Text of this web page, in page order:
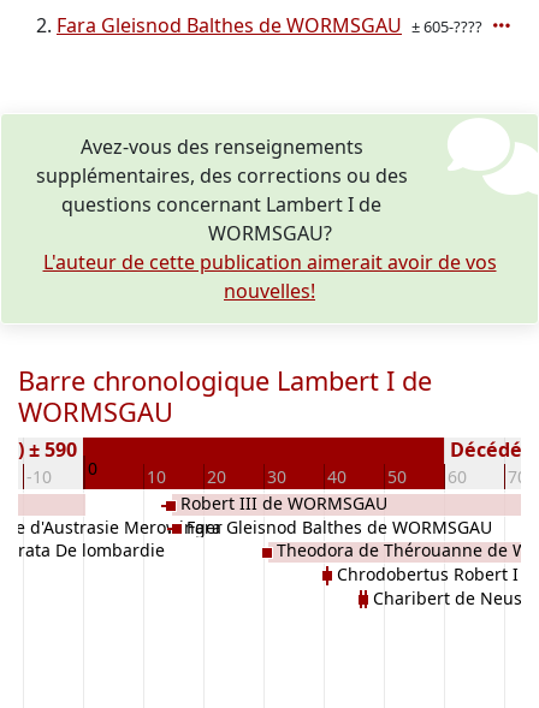
Fara Gleisnod Balthes de WORMSGAU ± 605-????
Avez-vous des renseignements
supplémentaires, des corrections ou des
questions concernant Lambert I de
WORMSGAU?
L'auteur de cette publication aimerait avoir de vos
nouvelles!
Barre chronologique Lambert I de
WORMSGAU
-10 0 10 20 30 40 50 60 70
± 590
d'Austrasie Merowinger
De lombardie
Robert III de WORMSGAU
Fara Gleisnod Balthes de WORMSGAU
Theodora de Thérouanne de
Chrodobertus Robert I
Charibert de